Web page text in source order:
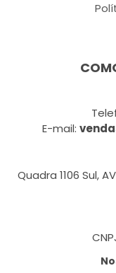
E-mail:
Quadra 1106 Sul,